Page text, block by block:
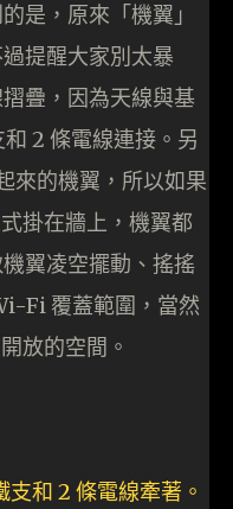
是，原來「機翼」
提醒大家別太暴
疊，因為天線與基
2 條電線連接。另
來的機翼，所以如果
掛在牆上，機翼都
翼凌空擺動、搖搖
Fi 覆蓋範圍，當然
放的空間。